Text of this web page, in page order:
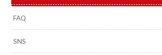
FAQ
SNS